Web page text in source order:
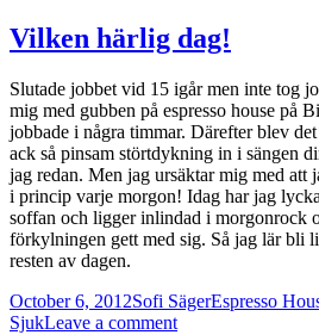
Vilken härlig dag!
Slutade jobbet vid 15 igår men inte tog
mig med gubben på espresso house på
jobbade i några timmar. Därefter blev
ack så pinsam störtdykning in i sängen
jag redan. Men jag ursäktar mig med
i princip varje morgon! Idag har jag
soffan och ligger inlindad i morgonrock
förkylningen gett med sig. Så jag lär bli
resten av dagen.
Posted
on
October 6, 2012Author
Sofi SägerCategories
Espresso
SjukLeave a commenton